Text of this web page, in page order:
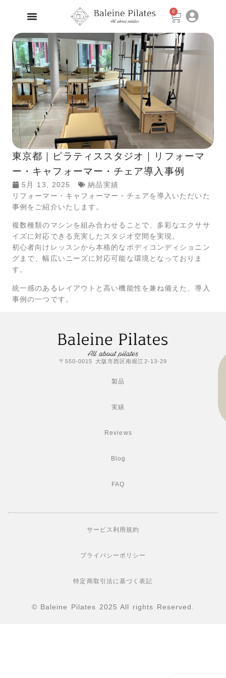
0
東京都｜ピラティススタジオ｜リフォーマ
ー・キャフォーマー・チェア導入事例
5月 13, 2025
納品実績
リフォーマー・キャフォーマー・チェアを導入いただいた
事例をご紹介いたします。
複数種類のマシンを組み合わせることで、多彩なエクササ
イズに対応できる充実したスタジオ空間を実現。
初心者向けレッスンから本格的なボディコンディショニン
グまで、幅広いニーズに対応可能な環境となっておりま
す。
統一感のあるレイアウトと高い機能性を兼ね備えた、導入
事例の一つです。
〒550-0015 大阪市西区南堀江2-13-29
製品
実績
Reviews
Blog
FAQ
© Baleine Pilates 2025 All rights Reserved.
サービス利用規約
プライバシーポリシー
特定商取引法に基づく表記